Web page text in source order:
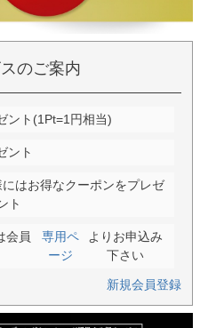
のご案内
ント(1Pt=1円相当)
ント
はお得なクーポンをプレゼ
ト
会員
専用ペ
ージ
よりお申込み
下さい
新規会員登録